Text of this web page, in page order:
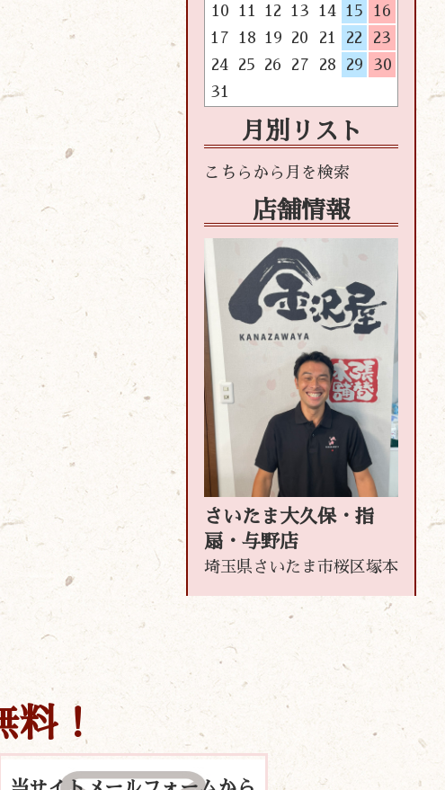
10
11 12 13 14 15
16
17
18 19 20 21 22
23
24
25 26 27 28 29
30
31
月別リスト
店舗情報
さいたま大久保・指
扇・与野店
埼玉県さいたま市桜区塚本
！